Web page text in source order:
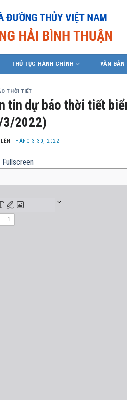
THỦ TỤC HÀNH CHÍNH VĂN BẢN
THỜI TIẾT
tin dự báo thời tiết
3/2022)
THÁNG 3 30, 2022
Fullscreen